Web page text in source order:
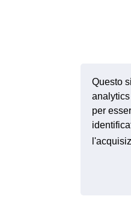
Questo
per